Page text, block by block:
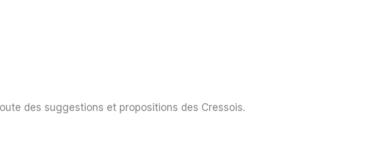
des suggestions et propositions des Cressois.